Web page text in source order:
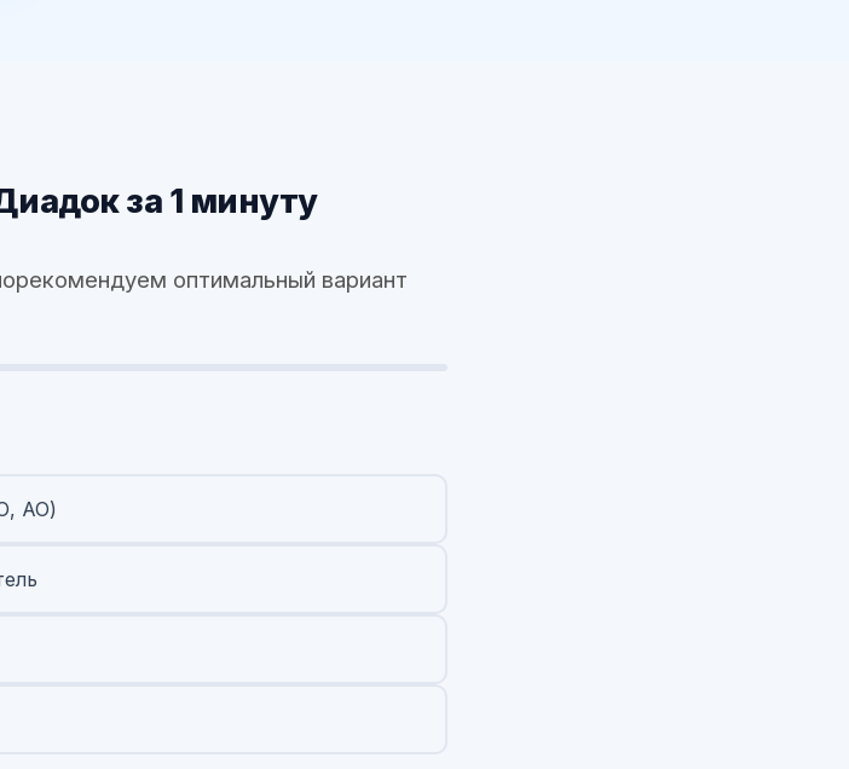
за 1 минуту
оптимальный вариант
АО)